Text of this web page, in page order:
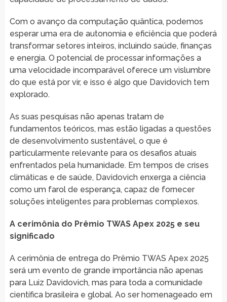
Com o avanço da computação quântica, podemos
esperar uma era de autonomia e eficiência que poderá
transformar setores inteiros, incluindo saúde, finanças
e energia. O potencial de processar informações a
uma velocidade incomparável oferece um vislumbre
do que está por vir, e isso é algo que Davidovich tem
explorado.
As suas pesquisas não apenas tratam de
fundamentos teóricos, mas estão ligadas a questões
de desenvolvimento sustentável, o que é
particularmente relevante para os desafios atuais
enfrentados pela humanidade. Em tempos de crises
climáticas e de saúde, Davidovich enxerga a ciência
como um farol de esperança, capaz de fornecer
soluções inteligentes para problemas complexos.
A cerimônia do Prêmio TWAS Apex 2025 e seu
significado
A cerimônia de entrega do Prêmio TWAS Apex 2025
será um evento de grande importância não apenas
para Luiz Davidovich, mas para toda a comunidade
científica brasileira e global. Ao ser homenageado em